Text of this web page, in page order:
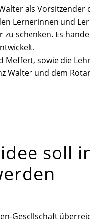
als Vorsitzender
Lernerinnen und
zu schenken. Es
Meffert, sowie die
Walter und dem
soll
Gesellschaft